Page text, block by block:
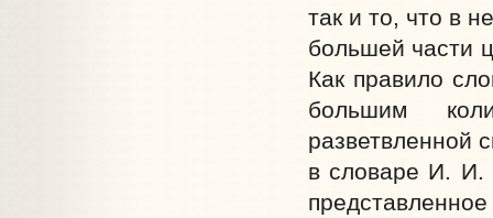
так и то, что в
большей части
Как правило
большим
разветвленной
в словаре И. И.